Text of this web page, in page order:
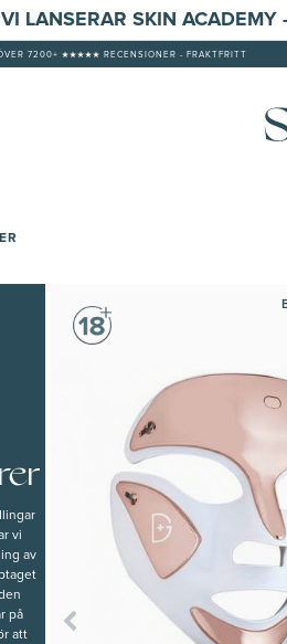
VI LANSERAR SKIN ACADEMY
7200+ ★★★★★ RECENSIONER - FRAKTFRITT
vi
av
på
att